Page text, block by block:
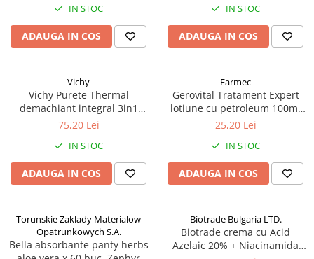
IN STOC
ADAUGA IN COS
IN STOC
ADAUGA IN COS
Vichy
Vichy Purete Thermal
demachiant integral 3in1
200ml Zephyr Labs
75,20 Lei
IN STOC
ADAUGA IN COS
Farmec
Gerovital Tratament Expert
lotiune cu petroleum 100ml
Zephyr Labs
25,20 Lei
IN STOC
ADAUGA IN COS
Torunskie Zaklady Materialow
Opatrunkowych S.A.
Bella absorbante panty herbs
Biotrade Bulgaria LTD.
Biotrade crema cu Acid
Azelaic 20% + Niacinamida